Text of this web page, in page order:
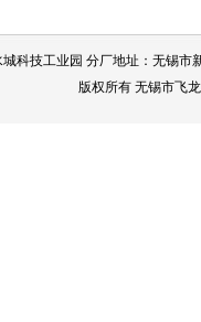
科技工业园 分厂地址：无锡
版权所有 无锡市飞